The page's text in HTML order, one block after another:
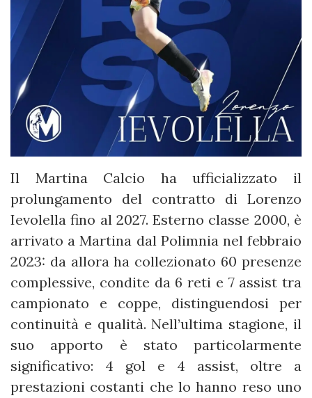
Il Martina Calcio ha ufficializzato il
prolungamento del contratto di Lorenzo
Ievolella fino al 2027. Esterno classe 2000, è
arrivato a Martina dal Polimnia nel febbraio
2023: da allora ha collezionato 60 presenze
complessive, condite da 6 reti e 7 assist tra
campionato e coppe, distinguendosi per
continuità e qualità. Nell’ultima stagione, il
suo apporto è stato particolarmente
significativo: 4 gol e 4 assist, oltre a
prestazioni costanti che lo hanno reso uno